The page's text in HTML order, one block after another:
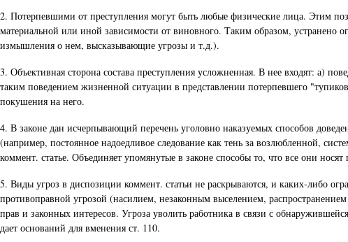
2. Потерпевшими от преступления могут быть любые физические лица. Этим
материальной или иной зависимости от виновного. Таким образом,
измышления о нем, высказывающие угрозы и т.д.).
3. Объективная сторона состава преступления усложненная. В нее входят: а)
таким поведением жизненной ситуации в представлении потерпевшего
покушения на него.
4. В законе дан исчерпывающий перечень уголовно наказуемых способов
(например, постоянное надоедливое следование как тень за возлюбленной,
коммент. статье. Объединяет упомянутые в законе способы то, что все они
5. Виды угроз в диспозиции коммент. статьи не раскрываются, и каких-либо
противоправной угрозой (насилием, незаконным выселением,
прав и законных интересов. Угроза уволить работника в связи с
дает оснований для вменения ст. 110.